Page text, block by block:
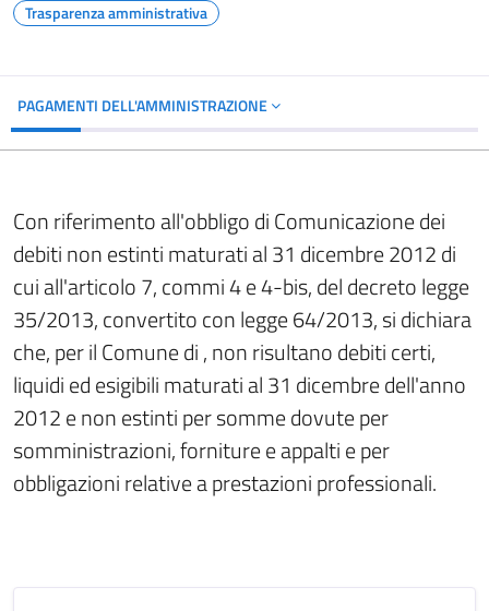
Trasparenza amministrativa
PAGAMENTI DELL'AMMINISTRAZIONE
Con riferimento all'obbligo di Comunicazione dei
debiti non estinti maturati al 31 dicembre 2012 di
cui all'articolo 7, commi 4 e 4-bis, del decreto legge
35/2013, convertito con legge 64/2013, si dichiara
che, per il Comune di , non risultano debiti certi,
liquidi ed esigibili maturati al 31 dicembre dell'anno
2012 e non estinti per somme dovute per
somministrazioni, forniture e appalti e per
obbligazioni relative a prestazioni professionali.